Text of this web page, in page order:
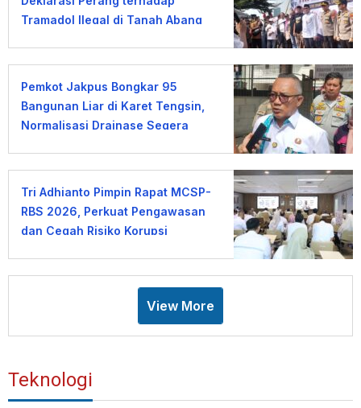
Tramadol Ilegal di Tanah Abang
Pemkot Jakpus Bongkar 95
Bangunan Liar di Karet Tengsin,
Normalisasi Drainase Segera
Tri Adhianto Pimpin Rapat MCSP-
RBS 2026, Perkuat Pengawasan
dan Cegah Risiko Korupsi
View More
Teknologi